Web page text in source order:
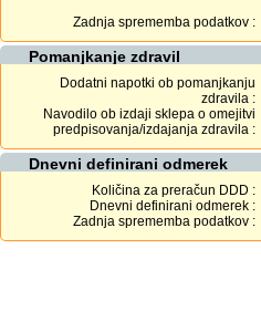
Zadnja sprememba podatkov :
Pomanjkanje zdravil
Dodatni napotki ob pomanjkanju
zdravila :
Navodilo ob izdaji sklepa o omejitvi
predpisovanja/izdajanja zdravila :
Dnevni definirani odmerek
Količina za preračun DDD :
Dnevni definirani odmerek :
Zadnja sprememba podatkov :